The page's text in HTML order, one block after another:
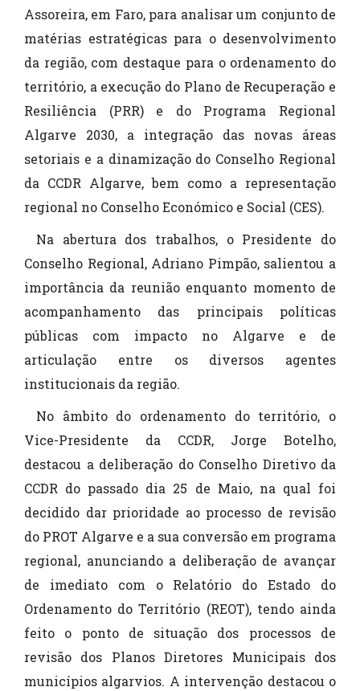
Assoreira, em Faro, para analisar um conjunto de
matérias estratégicas para o desenvolvimento
da região, com destaque para o ordenamento do
território, a execução do Plano de Recuperação e
Resiliência (PRR) e do Programa Regional
Algarve 2030, a integração das novas áreas
setoriais e a dinamização do Conselho Regional
da CCDR Algarve, bem como a representação
regional no Conselho Económico e Social (CES).
Na abertura dos trabalhos, o Presidente do
Conselho Regional, Adriano Pimpão, salientou a
importância da reunião enquanto momento de
acompanhamento das principais políticas
públicas com impacto no Algarve e de
articulação entre os diversos agentes
institucionais da região.
No âmbito do ordenamento do território, o
Vice-Presidente da CCDR, Jorge Botelho,
destacou a deliberação do Conselho Diretivo da
CCDR do passado dia 25 de Maio, na qual foi
decidido dar prioridade ao processo de revisão
do PROT Algarve e a sua conversão em programa
regional, anunciando a deliberação de avançar
de imediato com o Relatório do Estado do
Ordenamento do Território (REOT), tendo ainda
feito o ponto de situação dos processos de
revisão dos Planos Diretores Municipais dos
municípios algarvios. A intervenção destacou o